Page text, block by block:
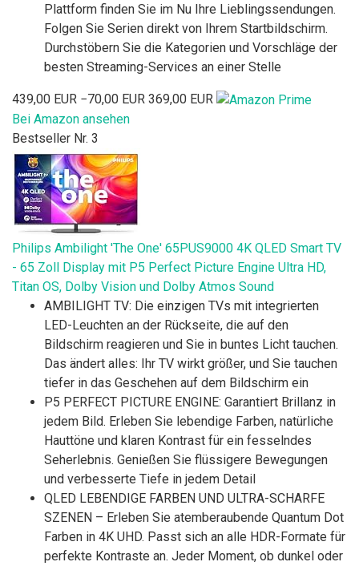
Plattform finden Sie im Nu Ihre Lieblingssendungen.
Folgen Sie Serien direkt von Ihrem Startbildschirm.
Durchstöbern Sie die Kategorien und Vorschläge der
besten Streaming-Services an einer Stelle
439,00 EUR −70,00 EUR 369,00 EUR
Bei Amazon ansehen
Bestseller Nr. 3
Philips Ambilight 'The One' 65PUS9000 4K QLED Smart TV
- 65 Zoll Display mit P5 Perfect Picture Engine Ultra HD,
Titan OS, Dolby Vision und Dolby Atmos Sound
AMBILIGHT TV: Die einzigen TVs mit integrierten
LED-Leuchten an der Rückseite, die auf den
Bildschirm reagieren und Sie in buntes Licht tauchen.
Das ändert alles: Ihr TV wirkt größer, und Sie tauchen
tiefer in das Geschehen auf dem Bildschirm ein
P5 PERFECT PICTURE ENGINE: Garantiert Brillanz in
jedem Bild. Erleben Sie lebendige Farben, natürliche
Hauttöne und klaren Kontrast für ein fesselndes
Seherlebnis. Genießen Sie flüssigere Bewegungen
und verbesserte Tiefe in jedem Detail
QLED LEBENDIGE FARBEN UND ULTRA-SCHARFE
SZENEN – Erleben Sie atemberaubende Quantum Dot
Farben in 4K UHD. Passt sich an alle HDR-Formate für
perfekte Kontraste an. Jeder Moment, ob dunkel oder